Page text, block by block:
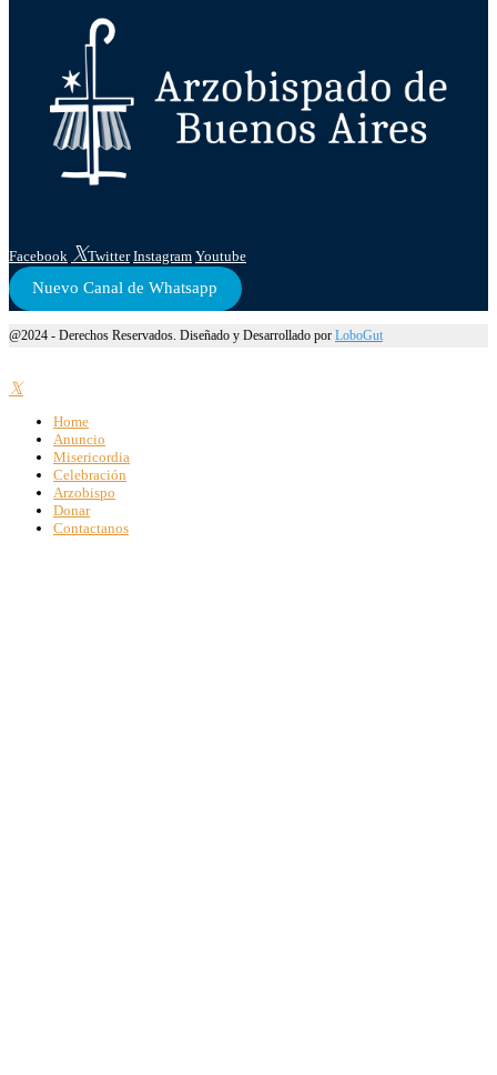
Facebook Twitter Instagram Youtube
Nuevo Canal de Whatsapp
@2024 - Derechos Reservados. Diseñado y Desarrollado por LoboGut
Home
Anuncio
Misericordia
Celebración
Arzobispo
Donar
Contactanos